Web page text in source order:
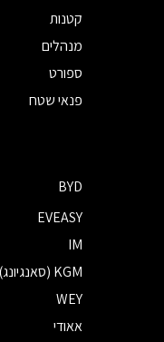
קטנות
מנהלים
ספורט
פנאי שטח
BYD
EVEASY
IM
KGM (סאנגיונג)
WEY
אאודי